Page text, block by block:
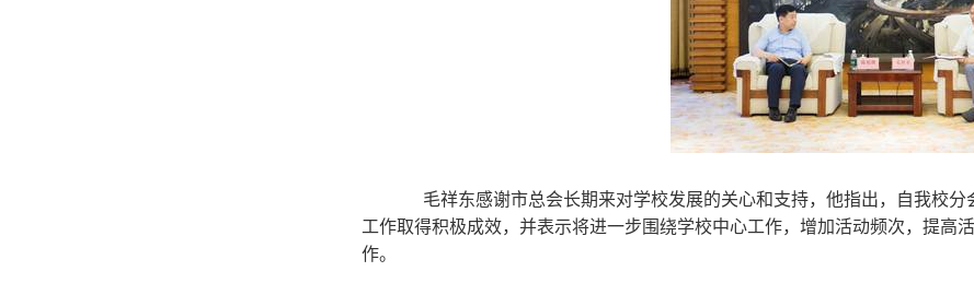
毛祥东感谢市总会长期来对学校发展的关心和支持，他指出，自我校分
工作取得积极成效，并表示将进一步围绕学校中心工作，增加活动频次，提高
作。